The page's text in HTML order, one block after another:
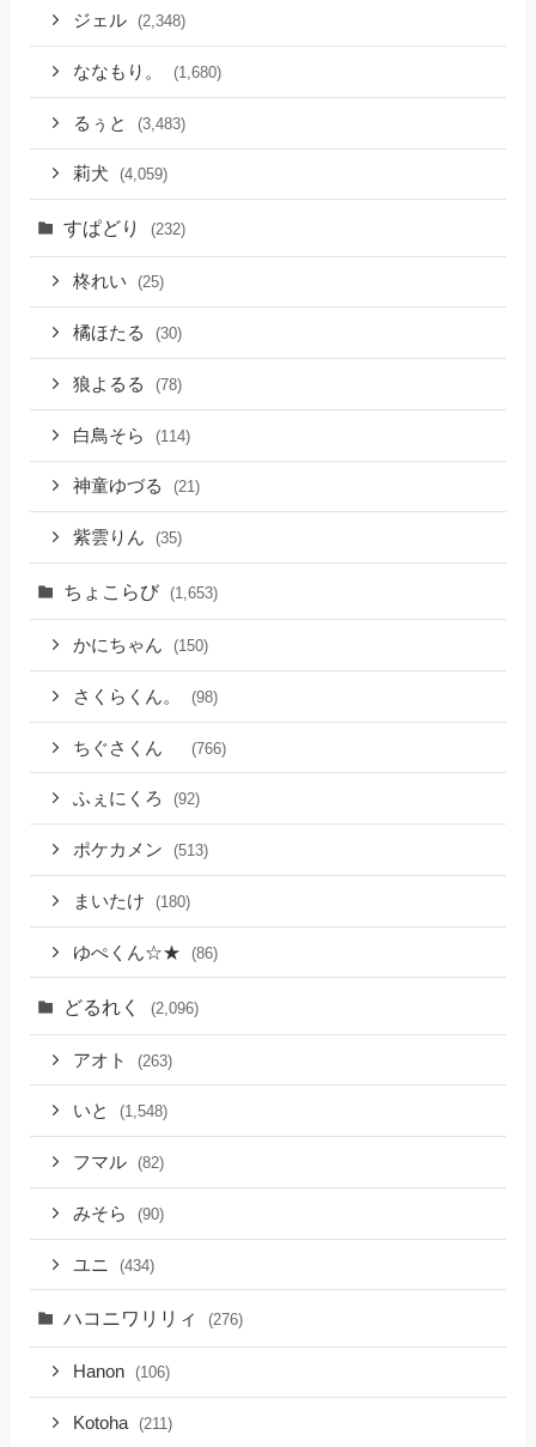
ジェル (2,348)
ななもり。 (1,680)
るぅと (3,483)
莉犬 (4,059)
すぱどり (232)
柊れい (25)
橘ほたる (30)
狼よるる (78)
白鳥そら (114)
神童ゆづる (21)
紫雲りん (35)
ちょこらび (1,653)
かにちゃん (150)
さくらくん。 (98)
ちぐさくん (766)
ふぇにくろ (92)
ポケカメン (513)
まいたけ (180)
ゆぺくん☆★ (86)
どるれく (2,096)
アオト (263)
いと (1,548)
フマル (82)
みそら (90)
ユニ (434)
ハコニワリリィ (276)
Hanon (106)
Kotoha (211)